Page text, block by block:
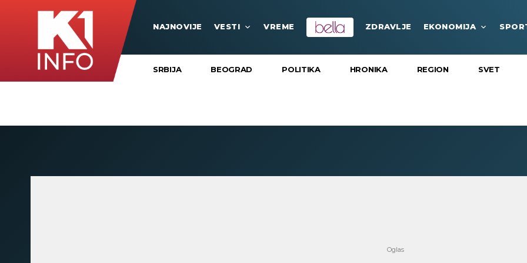
NAJNOVIJE VESTI VREME ZDRAVLJE EKONOMIJA
SRBIJA BEOGRAD POLITIKA HRONIKA REGION SVET